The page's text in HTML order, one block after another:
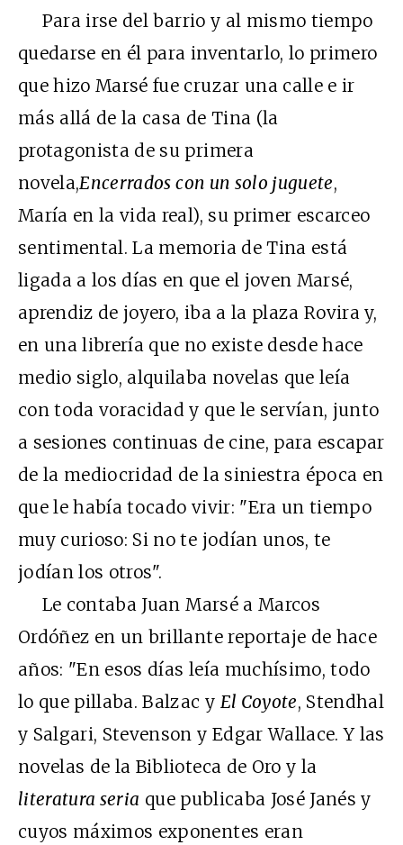
Para irse del barrio y al mismo tiempo
quedarse en él para inventarlo, lo primero
que hizo Marsé fue cruzar una calle e ir
más allá de la casa de Tina (la
protagonista de su primera
novela,Encerrados con un solo juguete,
María en la vida real), su primer escarceo
sentimental. La memoria de Tina está
ligada a los días en que el joven Marsé,
aprendiz de joyero, iba a la plaza Rovira y,
en una librería que no existe desde hace
medio siglo, alquilaba novelas que leía
con toda voracidad y que le servían, junto
a sesiones continuas de cine, para escapar
de la mediocridad de la siniestra época en
que le había tocado vivir: "Era un tiempo
muy curioso: Si no te jodían unos, te
jodían los otros".
Le contaba Juan Marsé a Marcos
Ordóñez en un brillante reportaje de hace
años: "En esos días leía muchísimo, todo
lo que pillaba. Balzac y El Coyote, Stendhal
y Salgari, Stevenson y Edgar Wallace. Y las
novelas de la Biblioteca de Oro y la
literatura seria que publicaba José Janés y
cuyos máximos exponentes eran